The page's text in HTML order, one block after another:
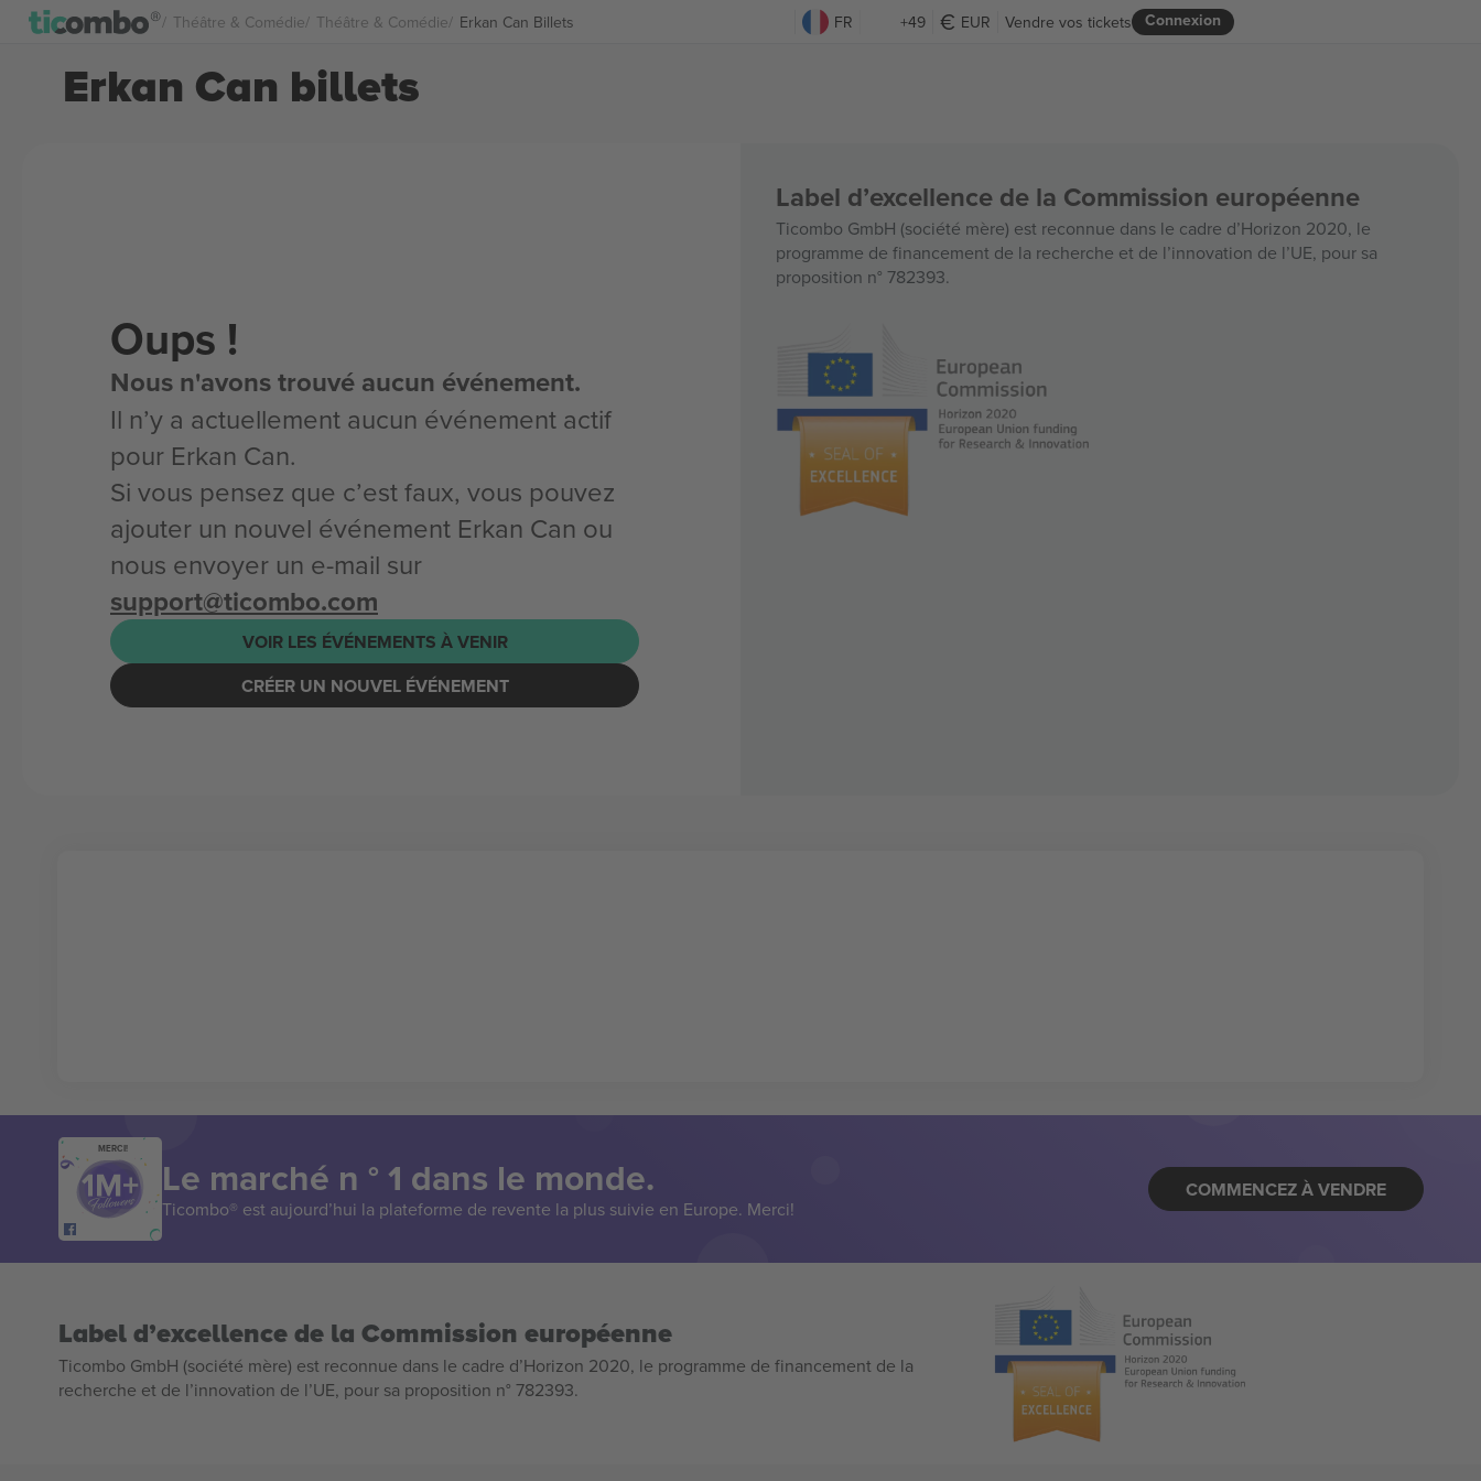
Théâtre & Comédie Théâtre & Comédie Erkan Can Billets FR +49 EUR Connexion
Vendre vos tickets
Erkan Can billets
Oups !
Nous n'avons trouvé aucun événement.
Il n’y a actuellement aucun événement actif
pour Erkan Can.
Si vous pensez que c’est faux, vous pouvez
ajouter un nouvel événement Erkan Can ou
nous envoyer un e-mail sur
support@ticombo.com
VOIR LES ÉVÉNEMENTS À VENIR
CRÉER UN NOUVEL ÉVÉNEMENT
Label d’excellence de la Commission européenne
Ticombo GmbH (société mère) est reconnue dans le cadre d’Horizon 2020, le
programme de financement de la recherche et de l’innovation de l’UE, pour sa
proposition n° 782393.
MERCI!
Le marché n ° 1 dans le monde.
Ticombo® est aujourd’hui la plateforme de revente la plus suivie en Europe. Merci!
COMMENCEZ À VENDRE
Label d’excellence de la Commission européenne
Ticombo GmbH (société mère) est reconnue dans le cadre d’Horizon 2020, le programme de financement de la
recherche et de l’innovation de l’UE, pour sa proposition n° 782393.